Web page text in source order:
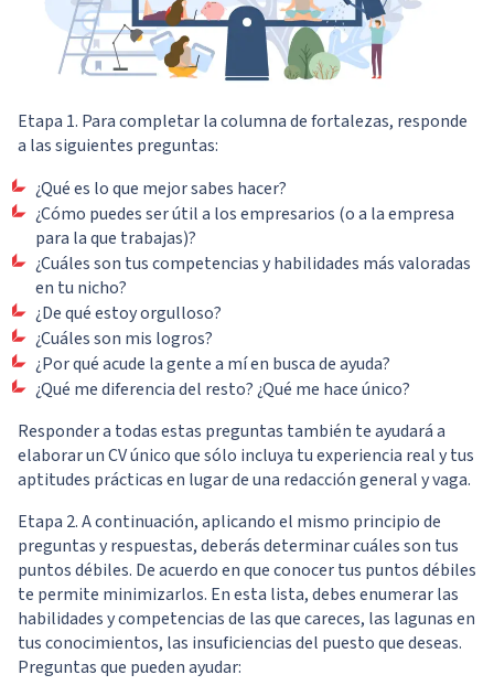
Etapa 1. Para completar la columna de fortalezas, responde
a las siguientes preguntas:
¿Qué es lo que mejor sabes hacer?
¿Cómo puedes ser útil a los empresarios (o a la empresa
para la que trabajas)?
¿Cuáles son tus competencias y habilidades más valoradas
en tu nicho?
¿De qué estoy orgulloso?
¿Cuáles son mis logros?
¿Por qué acude la gente a mí en busca de ayuda?
¿Qué me diferencia del resto? ¿Qué me hace único?
Responder a todas estas preguntas también te ayudará a
elaborar un CV único que sólo incluya tu experiencia real y tus
aptitudes prácticas en lugar de una redacción general y vaga.
Etapa 2. A continuación, aplicando el mismo principio de
preguntas y respuestas, deberás determinar cuáles son tus
puntos débiles. De acuerdo en que conocer tus puntos débiles
te permite minimizarlos. En esta lista, debes enumerar las
habilidades y competencias de las que careces, las lagunas en
tus conocimientos, las insuficiencias del puesto que deseas.
Preguntas que pueden ayudar: